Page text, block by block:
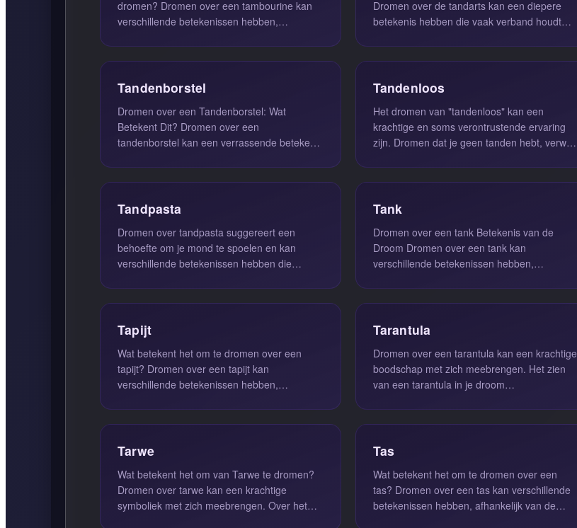
dromen? Dromen over een tambourine kan
verschillende betekenissen hebben,
Dromen over de tandarts kan een diepere
betekenis hebben die vaak verband houdt
Tandenborstel
Dromen over een Tandenborstel: Wat
Betekent Dit? Dromen over een
tandenborstel kan een verrassende betekenis
Tandenloos
Het dromen van "tandenloos" kan een
krachtige en soms verontrustende ervaring
zijn. Dromen dat je geen tanden hebt, verwijst
Tandpasta
Dromen over tandpasta suggereert een
behoefte om je mond te spoelen en kan
verschillende betekenissen hebben die
Tank
Dromen over een tank Betekenis van de
Droom Dromen over een tank kan
verschillende betekenissen hebben,
Tapijt
Wat betekent het om te dromen over een
tapijt? Dromen over een tapijt kan
verschillende betekenissen hebben,
Tarantula
Dromen over een tarantula kan een krachtige
boodschap met zich meebrengen. Het zien
van een tarantula in je droom
Tarwe
Wat betekent het om van Tarwe te dromen?
Dromen over tarwe kan een krachtige
symboliek met zich meebrengen. Over het
Tas
Wat betekent het om te dromen over een
tas? Dromen over een tas kan verschillende
betekenissen hebben, afhankelijk van de